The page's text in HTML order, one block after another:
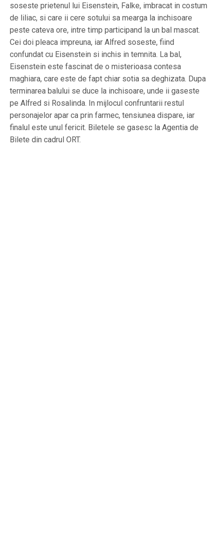
soseste prietenul lui Eisenstein, Falke, imbracat in costum
de liliac, si care ii cere sotului sa mearga la inchisoare
peste cateva ore, intre timp participand la un bal mascat.
Cei doi pleaca impreuna, iar Alfred soseste, fiind
confundat cu Eisenstein si inchis in temnita. La bal,
Eisenstein este fascinat de o misterioasa contesa
maghiara, care este de fapt chiar sotia sa deghizata. Dupa
terminarea balului se duce la inchisoare, unde ii gaseste
pe Alfred si Rosalinda. In mijlocul confruntarii restul
personajelor apar ca prin farmec, tensiunea dispare, iar
finalul este unul fericit. Biletele se gasesc la Agentia de
Bilete din cadrul ORT.